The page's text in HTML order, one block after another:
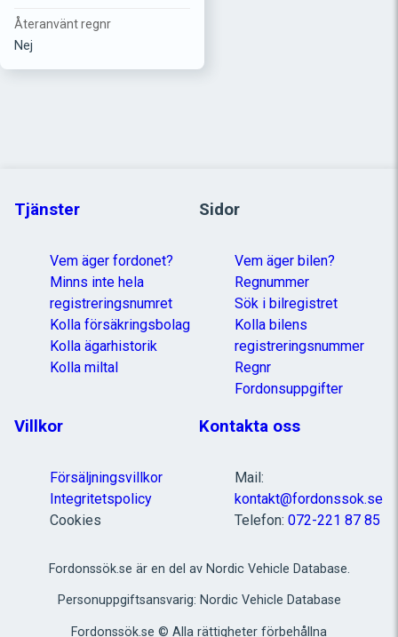
Återanvänt regnr
Nej
Tjänster
Vem äger fordonet?
Minns inte hela
registreringsnumret
Kolla försäkringsbolag
Kolla ägarhistorik
Kolla miltal
Sidor
Vem äger bilen?
Regnummer
Sök i bilregistret
Kolla bilens
registreringsnummer
Regnr
Fordonsuppgifter
Villkor
Försäljningsvillkor
Integritetspolicy
Cookies
Kontakta oss
Mail:
kontakt@fordonssok.se
Telefon: 072-221 87 85
Fordonssök.se är en del av Nordic Vehicle Database.
Personuppgiftsansvarig: Nordic Vehicle Database
Fordonssök.se © Alla rättigheter förbehållna